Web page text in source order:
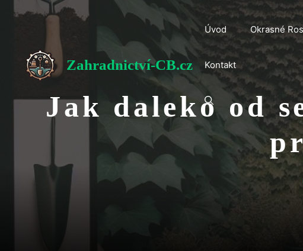
Zahradnictví-CB.cz
Úvod Okrasné
Kontakt
Jak daleko od